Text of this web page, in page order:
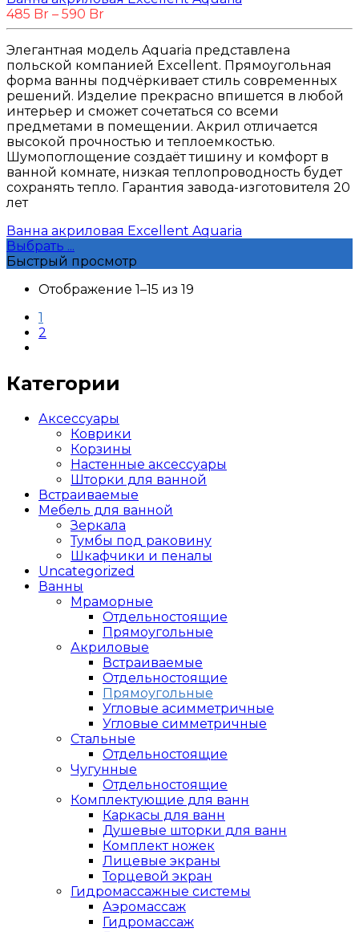
485 Br – 590 Br
Элегантная модель Aquaria представлена
польской компанией Excellent. Прямоугольная
форма ванны подчёркивает стиль современных
решений. Изделие прекрасно впишется в любой
интерьер и сможет сочетаться со всеми
предметами в помещении. Акрил отличается
высокой прочностью и теплоемкостью.
Шумопоглощение создаёт тишину и комфорт в
ванной комнате, низкая теплопроводность будет
сохранять тепло. Гарантия завода-изготовителя 20
лет
Ванна акриловая Excellent Aquaria
Выбрать ...
Быстрый просмотр
Отображение 1–15 из 19
1
2
Категории
Аксессуары
Коврики
Корзины
Настенные аксессуары
Шторки для ванной
Встраиваемые
Мебель для ванной
Зеркала
Тумбы под раковину
Шкафчики и пеналы
Uncategorized
Ванны
Мраморные
Отдельностоящие
Прямоугольные
Акриловые
Встраиваемые
Отдельностоящие
Прямоугольные
Угловые асимметричные
Угловые симметричные
Стальные
Отдельностоящие
Чугунные
Отдельностоящие
Комплектующие для ванн
Каркасы для ванн
Душевые шторки для ванн
Комплект ножек
Лицевые экраны
Торцевой экран
Гидромассажные системы
Аэромассаж
Гидромассаж